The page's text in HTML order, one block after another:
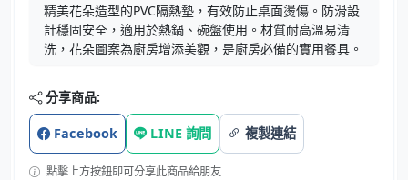
精美花朵造型的PVC隔熱墊，有效防止桌面燙傷。防滑設
計穩固安全，適用於熱鍋、碗盤使用。材質耐高溫易清
洗，花朵圖案為廚房增添美觀，是廚房必備的實用餐具。
分享商品:
Facebook LINE 詢問 複製連結
點擊上方按鈕即可分享此商品給朋友